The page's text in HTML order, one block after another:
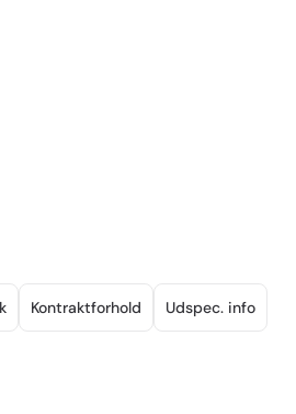
Kontraktforhold Udspec. info